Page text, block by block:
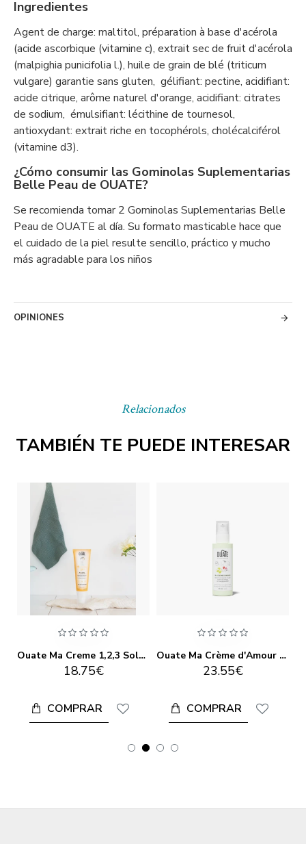
Relacionados
TAMBIÉN TE PUEDE INTERESAR
Ouate Ma Creme 1,2,3 Soleil SPF 50+ 125ml
18.75€
COMPRAR
Ouate Ma Crème d'Amour 50ml
23.55€
COMPRAR
Ingredientes
Agent de charge: maltitol, préparation à base d'acérola
(acide ascorbique (vitamine c), extrait sec de fruit d'acérola
(malpighia punicifolia l.), huile de grain de blé (triticum
vulgare) garantie sans gluten, gélifiant: pectine, acidifiant:
acide citrique, arôme naturel d'orange, acidifiant: citrates
de sodium, émulsifiant: lécithine de tournesol,
antioxydant: extrait riche en tocophérols, cholécalciférol
(vitamine d3).
¿Cómo consumir las Gominolas Suplementarias
Belle Peau de OUATE?
Se recomienda tomar 2 Gominolas Suplementarias Belle
Peau de OUATE al día. Su formato masticable hace que
el cuidado de la piel resulte sencillo, práctico y mucho
más agradable para los niños
OPINIONES